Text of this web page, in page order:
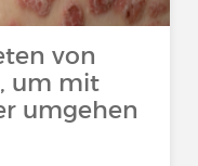
von
um mit
umgehen